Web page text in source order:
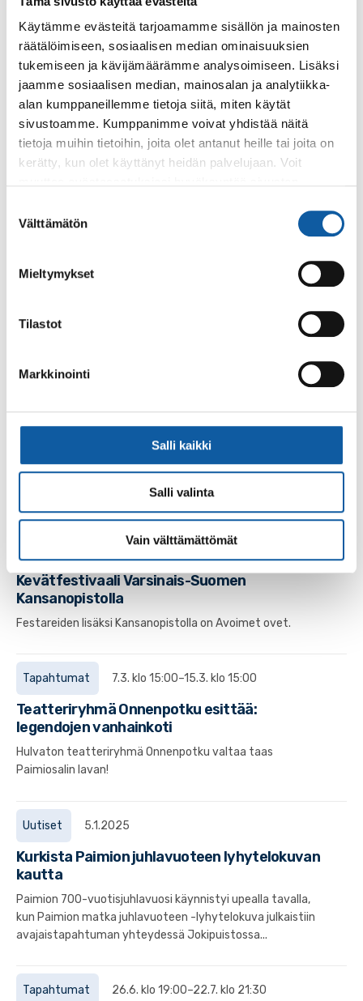
Käytämme evästeitä tarjoamamme sisällön ja mainosten
räätälöimiseen, sosiaalisen median ominaisuuksien
tukemiseen ja kävijämäärämme analysoimiseen. Lisäksi
jaamme sosiaalisen median, mainosalan ja analytiikka-
alan kumppaneillemme tietoja siitä, miten käytät
sivustoamme. Kumppanimme voivat yhdistää näitä
tietoja muihin tietoihin, joita olet antanut heille tai joita on
kerätty, kun olet käyttänyt heidän palvelujaan. Voit
valinta
Välttämätön
Mieltymykset
Tilastot
Markkinointi
Salli kaikki
Salli valinta
Vain välttämättömät
Kansanopistolla
”Musikaalit kautta aikojen” -musiikkiteatteriesityksessä
lähdetään liikkeelle 1800-luvun Englannin Music Hall
perinteestä ja kuljetaan läpi...
Tapahtumat 17.6. klo 19:00–15.7.
Nunnia ja konnia -kesäteatterimusikaali
ja nunnat antavat palaa!
Tapahtumat
Vierailuesitys toukokuun toisena lauantaina Paimion
Idän pikajunan arvoitus
nitisten murhamysteerin äärelle, kun uudenvuodenaattona
ensi-iltansa saa Agatha Christien...
14.5. klo 12:00–16:00
Kevätfestivaali Varsinais-Suomen
Kansanopistolla
Festareiden lisäksi Kansanopistolla on Avoimet ovet.
Tapahtumat 7.3. klo 15:00–15.3. klo 15:00
Teatteriryhmä Onnenpotku esittää:
legendojen vanhainkoti
Hulvaton teatteriryhmä Onnenpotku valtaa taas
Paimiosalin lavan!
Uutiset 5.1.2025
Kurkista Paimion juhlavuoteen lyhytelokuvan
kautta
Paimion 700-vuotisjuhlavuosi käynnistyi upealla tavalla,
kun Paimion matka juhlavuoteen -lyhytelokuva julkaistiin
avajaistapahtuman yhteydessä Jokipuistossa...
Tapahtumat 26.6. klo 19:00–22.7. klo 21:30